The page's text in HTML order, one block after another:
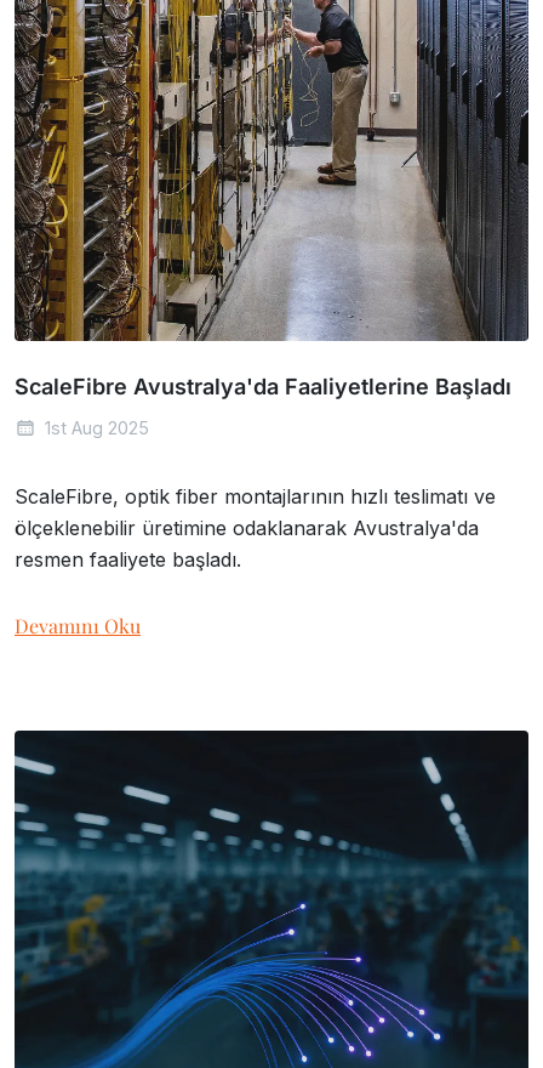
ScaleFibre Avustralya'da Faaliyetlerine Başladı
1st Aug 2025
ScaleFibre, optik fiber montajlarının hızlı teslimatı ve
ölçeklenebilir üretimine odaklanarak Avustralya'da
resmen faaliyete başladı.
Devamını Oku